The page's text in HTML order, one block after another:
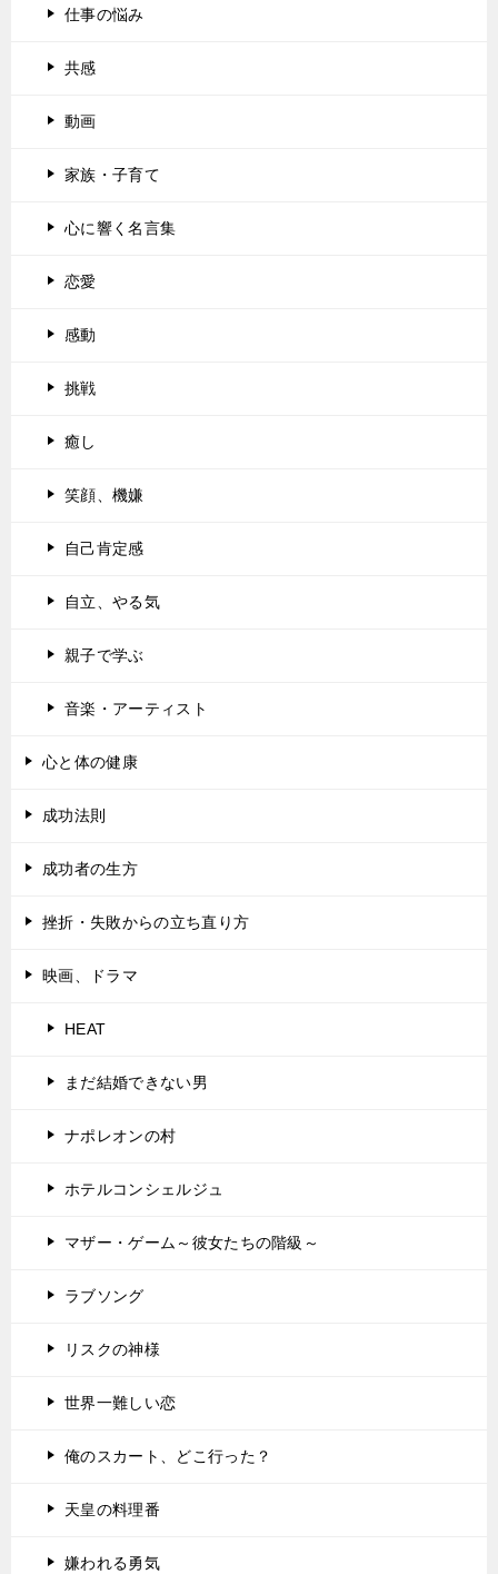
仕事の悩み
共感
動画
家族・子育て
心に響く名言集
恋愛
感動
挑戦
癒し
笑顔、機嫌
自己肯定感
自立、やる気
親子で学ぶ
音楽・アーティスト
心と体の健康
成功法則
成功者の生方
挫折・失敗からの立ち直り方
映画、ドラマ
HEAT
まだ結婚できない男
ナポレオンの村
ホテルコンシェルジュ
マザー・ゲーム～彼女たちの階級～
ラブソング
リスクの神様
世界一難しい恋
俺のスカート、どこ行った？
天皇の料理番
嫌われる勇気